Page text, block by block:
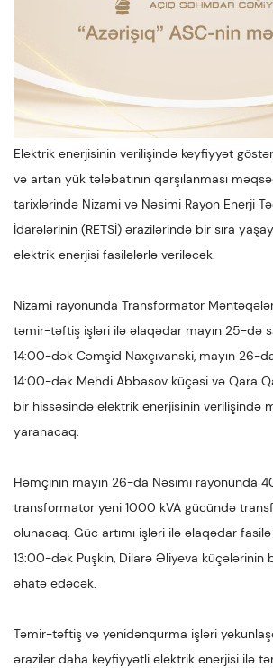
Elektrik enerjisinin verilişində keyfiyyət
və artan yük tələbatının qarşılanması
tarixlərində Nizami və Nəsimi Rayon Enerji
İdarələrinin (RETSİ) ərazilərində bir sıra
elektrik enerjisi fasilələrlə veriləcək.
Nizami rayonunda Transformator
təmir-təftiş işləri ilə əlaqədar mayın 25-də
14:00-dək Cəmşid Naxçıvanski, mayın 26-
14:00-dək Mehdi Abbasov küçəsi və Qara
bir hissəsində elektrik enerjisinin verilişində
yaranacaq.
Həmçinin mayın 26-da Nəsimi rayonunda
transformator yeni 1000 kVA gücündə
olunacaq. Güc artımı işləri ilə əlaqədar
13:00-dək Puşkin, Dilarə Əliyeva küçələrinin
əhatə edəcək.
Təmir-təftiş və yenidənqurma işləri
ərazilər daha keyfiyyətli elektrik enerjisi ilə